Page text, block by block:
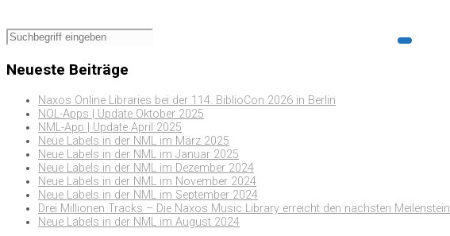
Neueste Beiträge
Naxos Online Libraries bei der 114. BiblioCon 2026 in Berlin
NOL-Apps | Update Oktober 2025
NML-App | Update April 2025
Neue Labels in der NML im März 2025
Neue Labels in der NML im Januar 2025
Neue Labels in der NML im Dezember 2024
Neue Labels in der NML im November 2024
Neue Labels in der NML im September 2024
Drei Millionen Tracks – Die Naxos Music Library erreicht den nächsten Meilenstein
Neue Labels in der NML im August 2024